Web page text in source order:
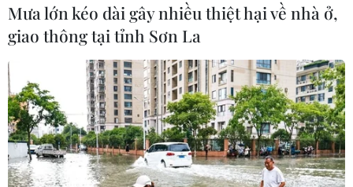
Lở đất tại Philippines khiến ít nhất 4
người thiệt mạng
06/08/2026 15:06
Trung Quốc thử nghiệm tuyến tàu
cao tốc xuyên vùng đất đóng băng
Mưa lớn kéo dài gây nhiều thiệt hại về nhà ở,
giao thông tại tỉnh Sơn La